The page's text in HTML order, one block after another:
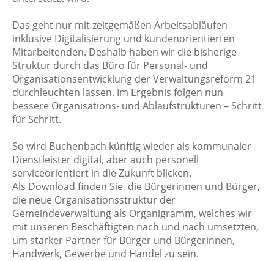
Das geht nur mit zeitgemäßen Arbeitsabläufen
inklusive Digitalisierung und kundenorientierten
Mitarbeitenden. Deshalb haben wir die bisherige
Struktur durch das Büro für Personal- und
Organisationsentwicklung der Verwaltungsreform 21
durchleuchten lassen. Im Ergebnis folgen nun
bessere Organisations- und Ablaufstrukturen – Schritt
für Schritt.
So wird Buchenbach künftig wieder als kommunaler
Dienstleister digital, aber auch personell
serviceorientiert in die Zukunft blicken.
Als Download finden Sie, die Bürgerinnen und Bürger,
die neue Organisationsstruktur der
Gemeindeverwaltung als Organigramm, welches wir
mit unseren Beschäftigten nach und nach umsetzten,
um starker Partner für Bürger und Bürgerinnen,
Handwerk, Gewerbe und Handel zu sein.